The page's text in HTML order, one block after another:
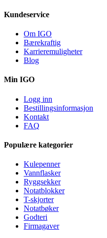
Kundeservice
Om IGO
Bærekraftig
Karrieremuligheter
Blog
Min IGO
Logg inn
Bestillingsinformasjon
Kontakt
FAQ
Populære kategorier
Kulepenner
Vannflasker
Ryggsekker
Notatblokker
T-skjorter
Notatbøker
Godteri
Firmagaver